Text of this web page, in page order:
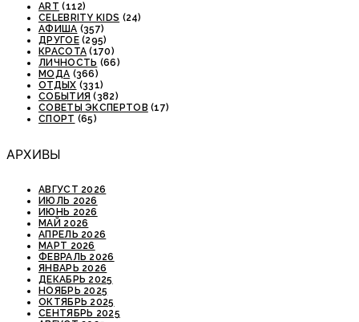
ART (112)
CELEBRITY KIDS (24)
АФИША (357)
ДРУГОЕ(295)
КРАСОТА (170)
ЛИЧНОСТЬ (66)
МОДА (366)
ОТДЫХ (331)
СОБЫТИЯ (382)
СОВЕТЫ ЭКСПЕРТОВ (17)
СПОРТ (65)
АРХИВЫ
АВГУСТ 2026
ИЮЛЬ 2026
ИЮНЬ 2026
МАЙ 2026
АПРЕЛЬ 2026
МАРТ 2026
ФЕВРАЛЬ 2026
ЯНВАРЬ 2026
ДЕКАБРЬ 2025
НОЯБРЬ 2025
ОКТЯБРЬ 2025
СЕНТЯБРЬ 2025